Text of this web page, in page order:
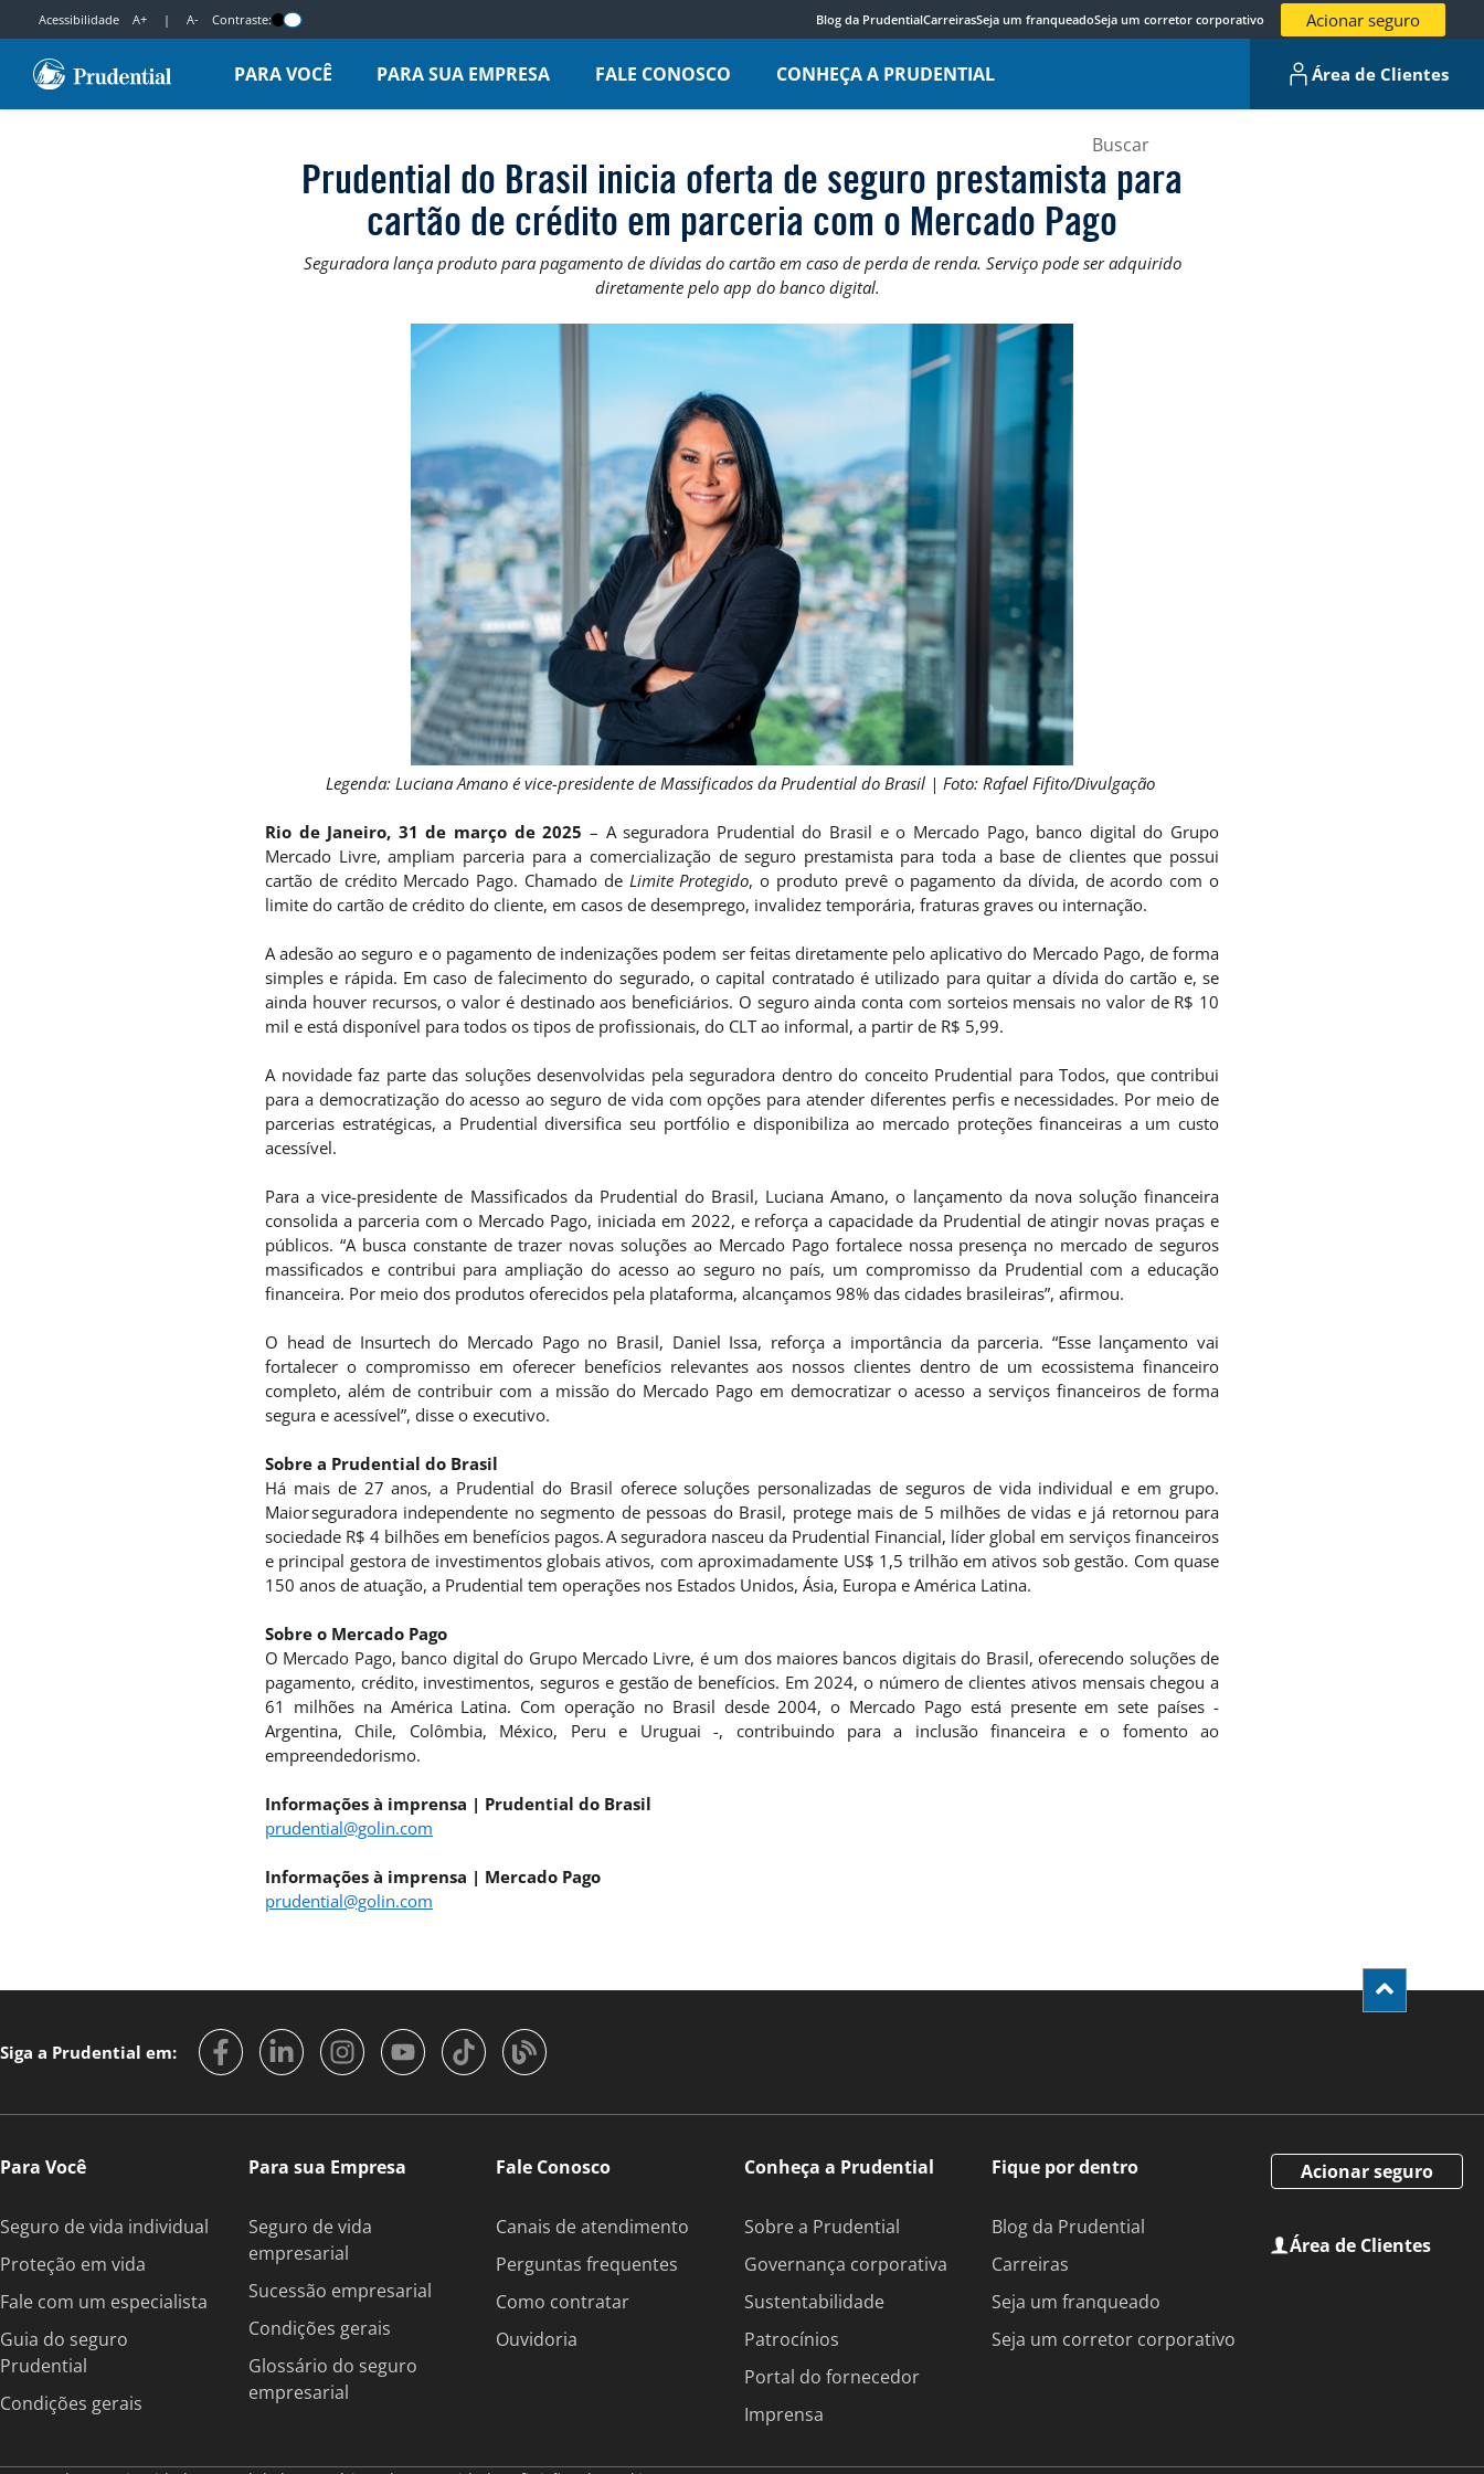
Acessibilidade A+ | A- Contraste: Blog da PrudentialCarreirasSeja um franqueadoSeja um corretor corporativo Acionar seguro
PARA VOCÊ PARA SUA EMPRESA FALE CONOSCO CONHEÇA A PRUDENTIAL Área de Clientes
Prudential do Brasil inicia oferta de seguro prestamista para
cartão de crédito em parceria com o Mercado Pago
Seguradora lança produto para pagamento de dívidas do cartão em caso de perda de renda. Serviço pode ser adquirido
diretamente pelo app do banco digital.
Legenda: Luciana Amano é vice-presidente de Massificados da Prudential do Brasil | Foto: Rafael Fifito/Divulgação
Rio de Janeiro, 31 de março de 2025 – A seguradora Prudential do Brasil e o Mercado Pago, banco digital do Grupo
Mercado Livre, ampliam parceria para a comercialização de seguro prestamista para toda a base de clientes que possui
cartão de crédito Mercado Pago. Chamado de Limite Protegido, o produto prevê o pagamento da dívida, de acordo com o
limite do cartão de crédito do cliente, em casos de desemprego, invalidez temporária, fraturas graves ou internação.
A adesão ao seguro e o pagamento de indenizações podem ser feitas diretamente pelo aplicativo do Mercado Pago, de forma
simples e rápida. Em caso de falecimento do segurado, o capital contratado é utilizado para quitar a dívida do cartão e, se
ainda houver recursos, o valor é destinado aos beneficiários. O seguro ainda conta com sorteios mensais no valor de R$ 10
mil e está disponível para todos os tipos de profissionais, do CLT ao informal, a partir de R$ 5,99.
A novidade faz parte das soluções desenvolvidas pela seguradora dentro do conceito Prudential para Todos, que contribui
para a democratização do acesso ao seguro de vida com opções para atender diferentes perfis e necessidades. Por meio de
parcerias estratégicas, a Prudential diversifica seu portfólio e disponibiliza ao mercado proteções financeiras a um custo
acessível.
Para a vice-presidente de Massificados da Prudential do Brasil, Luciana Amano, o lançamento da nova solução financeira
consolida a parceria com o Mercado Pago, iniciada em 2022, e reforça a capacidade da Prudential de atingir novas praças e
públicos. “A busca constante de trazer novas soluções ao Mercado Pago fortalece nossa presença no mercado de seguros
massificados e contribui para ampliação do acesso ao seguro no país, um compromisso da Prudential com a educação
financeira. Por meio dos produtos oferecidos pela plataforma, alcançamos 98% das cidades brasileiras”, afirmou.
O head de Insurtech do Mercado Pago no Brasil, Daniel Issa, reforça a importância da parceria. “Esse lançamento vai
fortalecer o compromisso em oferecer benefícios relevantes aos nossos clientes dentro de um ecossistema financeiro
completo, além de contribuir com a missão do Mercado Pago em democratizar o acesso a serviços financeiros de forma
segura e acessível”, disse o executivo.
Sobre a Prudential do Brasil
Há mais de 27 anos, a Prudential do Brasil oferece soluções personalizadas de seguros de vida individual e em grupo.
Maior seguradora independente no segmento de pessoas do Brasil, protege mais de 5 milhões de vidas e já retornou para
sociedade R$ 4 bilhões em benefícios pagos. A seguradora nasceu da Prudential Financial, líder global em serviços financeiros
e principal gestora de investimentos globais ativos, com aproximadamente US$ 1,5 trilhão em ativos sob gestão. Com quase
150 anos de atuação, a Prudential tem operações nos Estados Unidos, Ásia, Europa e América Latina.
Sobre o Mercado Pago
O Mercado Pago, banco digital do Grupo Mercado Livre, é um dos maiores bancos digitais do Brasil, oferecendo soluções de
pagamento, crédito, investimentos, seguros e gestão de benefícios. Em 2024, o número de clientes ativos mensais chegou a
61 milhões na América Latina. Com operação no Brasil desde 2004, o Mercado Pago está presente em sete países -
Argentina, Chile, Colômbia, México, Peru e Uruguai -, contribuindo para a inclusão financeira e o fomento ao
empreendedorismo.
Informações à imprensa | Prudential do Brasil
prudential@golin.com
Informações à imprensa | Mercado Pago
prudential@golin.com
Siga a Prudential em:
Para Você
Seguro de vida individual
Proteção em vida
Fale com um especialista
Guia do seguro
Prudential
Condições gerais
Para sua Empresa
Seguro de vida
empresarial
Sucessão empresarial
Condições gerais
Glossário do seguro
empresarial
Fale Conosco
Canais de atendimento
Perguntas frequentes
Como contratar
Ouvidoria
Conheça a Prudential
Sobre a Prudential
Governança corporativa
Sustentabilidade
Patrocínios
Portal do fornecedor
Imprensa
Fique por dentro
Blog da Prudential
Carreiras
Seja um franqueado
Seja um corretor corporativo
Acionar seguro
Área de Clientes